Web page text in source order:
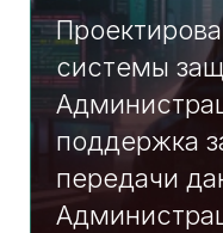
системы
поддержка
передачи